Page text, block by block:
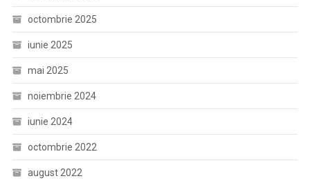
octombrie 2025
iunie 2025
mai 2025
noiembrie 2024
iunie 2024
octombrie 2022
august 2022